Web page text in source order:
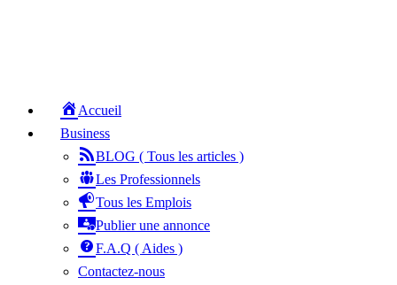
Accueil
Business
BLOG ( Tous les articles )
Les Professionnels
Tous les Emplois
Publier une annonce
F.A.Q ( Aides )
Contactez-nous